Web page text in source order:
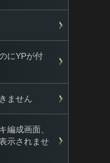
にYPが付
ません
編成画面、
示されませ